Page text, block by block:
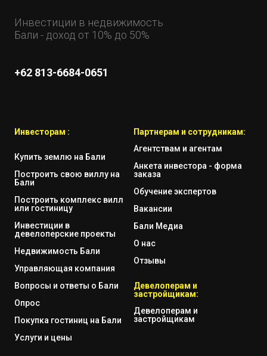
Инвестиции в недвижимость
Бали - доход от 10% до 50%
+62 813-6684-0651
Инвесторам :
Купить землю на Бали
Построить свою виллу на
Бали
Построить комплекс вилл
или гостиницу
Инвестиции в
девелоперские проекты
Недвижимость Бали
Управляющая компания
Вопросы и ответы о Бали
Опрос
Покупка гостиниц на Бали
Услуги и цены
Партнерам и сотрудникам:
Агентствам и агентам
Анкета инвестора - форма
заказа
Обучение экспертов
Вакансии
Бали Медиа
О нас
Отзывы
Девелоперам и
застройщикам:
Девелоперам и
застройщикам